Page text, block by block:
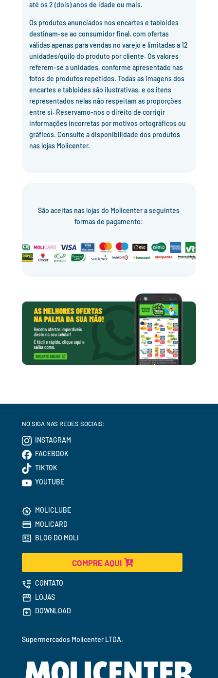
até os 2 (dois) anos de idade ou mais.
Os produtos anunciados nos encartes e tabloides
destinam-se ao consumidor final, com ofertas
válidas apenas para vendas no varejo e limitadas a 12
unidades/quilo do produto por cliente. Os valores
referem-se a unidades, conforme apresentado nas
fotos de produtos repetidos. Todas as imagens dos
encartes e tabloides são ilustrativas, e os itens
representados nelas não respeitam as proporções
entre si. Reservamo-nos o direito de corrigir
informações incorretas por motivos ortográficos ou
gráficos. Consulte a disponibilidade dos produtos
nas lojas Molicenter.
São aceitas nas lojas do Molicenter a seguintes
formas de pagamento:
NO SIGA NAS REDES SOCIAIS:
INSTAGRAM
FACEBOOK
TIKTOK
YOUTUBE
MOLICLUBE
MOLICARD
BLOG DO MOLI
COMPRE AQUI
CONTATO
LOJAS
DOWNLOAD
Supermercados Molicenter LTDA.